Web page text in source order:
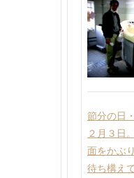
節分の日
２月３日
面をかぶ
待ち構え